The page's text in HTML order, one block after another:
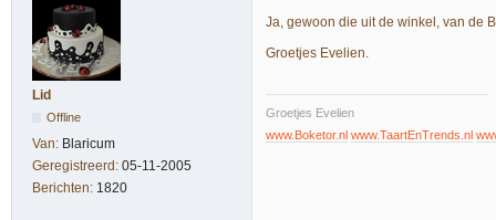
Lid
Offline
Van: Blaricum
Geregistreerd: 05-11-2005
Berichten: 1820
Ja, gewoon die uit de winkel, van de
Groetjes Evelien.
Groetjes Evelien
www.Boketor.nl www.TaartEnTrends.nl